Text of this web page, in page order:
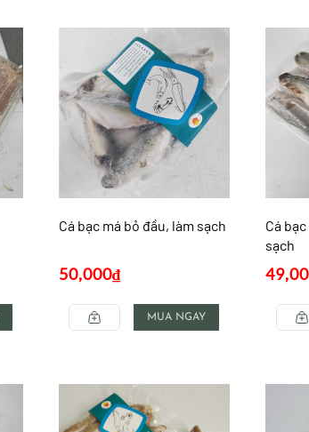
Cá bạc má bỏ đầu, làm sạch
50,000₫
MUA NGAY
Cá
sạch